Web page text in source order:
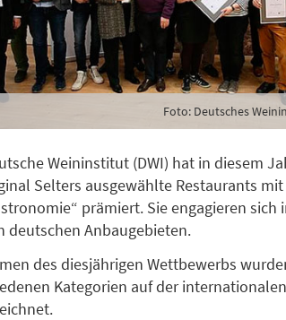
Foto: Deutsches
Weininstitut (DWI) hat in diesem
Selters ausgewählte Restaurants
prämiert. Sie engagieren sich
deutschen Anbaugebieten.
des diesjährigen Wettbewerbs
Kategorien auf der